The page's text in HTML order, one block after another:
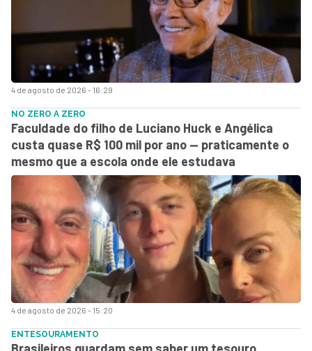
4 de agosto de 2026 - 16:29
4 de agosto de 2026 - 15:20
NO ZERO A ZERO
Faculdade do filho de Luciano Huck e Angélica
custa quase R$ 100 mil por ano — praticamente o
mesmo que a escola onde ele estudava
ENTESOURAMENTO